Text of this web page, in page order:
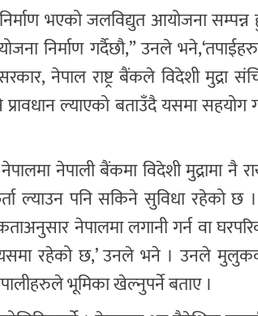
भएको जलविद्युत आयोजना
निर्माण गर्दैछौ,” उनले
नेपाल राष्ट्र बैंकले विदेशी मुद्रा
ल्याएको बताउँदै यसमा
नेपाली बैंकमा विदेशी मुद्रामा नै
पनि सकिने सुविधा रहेको छ ।
नेपालमा लगानी गर्न वा
रहेको छ,’ उनले भने । उनले
भूमिका खेल्नुपर्ने बताए ।